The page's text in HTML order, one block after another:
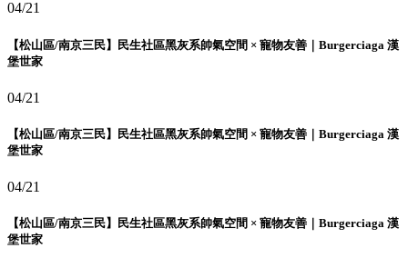
04/21
【松山區/南京三民】民生社區黑灰系帥氣空間 × 寵物友善｜Burgerciaga 漢
堡世家
04/21
【松山區/南京三民】民生社區黑灰系帥氣空間 × 寵物友善｜Burgerciaga 漢
堡世家
04/21
【松山區/南京三民】民生社區黑灰系帥氣空間 × 寵物友善｜Burgerciaga 漢
堡世家